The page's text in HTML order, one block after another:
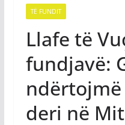
TË FUNDIT
Llafe të
fundjavë:
deri në